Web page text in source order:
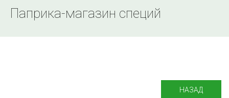
Паприка-магазин специй
НАЗАД